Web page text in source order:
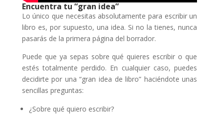
Encuentra tu “gran idea”
Lo único que necesitas absolutamente para escribir un
libro es, por supuesto, una idea. Si no la tienes, nunca
pasarás de la primera página del borrador.
Puede que ya sepas sobre qué quieres escribir o que
estés totalmente perdido. En cualquier caso, puedes
decidirte por una “gran idea de libro” haciéndote unas
sencillas preguntas:
¿Sobre qué quiero escribir?